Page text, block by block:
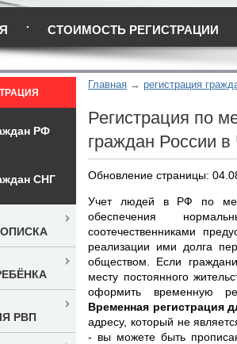
СТОИМОСТЬ РЕГИСТРАЦИИ
Главная регистрация
Регистрация по
граждан России в
Обновление страницы:
Учет людей в РФ по
обеспечения
соотечественниками
реализации ими долга
обществом. Если
месту постоянного
оформить временную
Временная регистрация
адресу, который не
- вы можете быть
РФ
СНГ
РВП